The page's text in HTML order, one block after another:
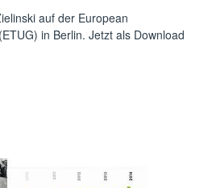
auf der European
in Berlin. Jetzt als Download